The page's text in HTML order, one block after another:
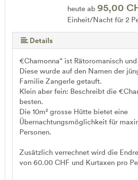
heute ab 95,00
Einheit/Nacht für 2
Details
€Chamonna“ ist Rätoromanisch
Diese wurde auf den Namen der
Familie Zangerle getauft.
Klein aber fein: Beschreibt die
besten.
Die 10m² grosse Hütte bietet eine
Übernachtungsmöglichkeit für
Personen.
Zusätzlich verrechnet wird die
von 60.00 CHF und Kurtaxen pro